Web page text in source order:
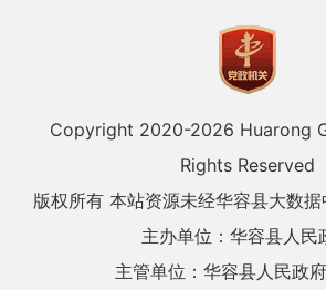
Copyright 2020-2026 Huarong
Rights Reserved
版权所有 本站资源未经华容县大数
主办单位：华容县人民
主管单位：华容县人民政